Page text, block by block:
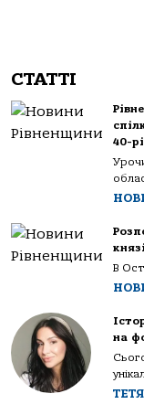
СТАТТІ
40-
В
на